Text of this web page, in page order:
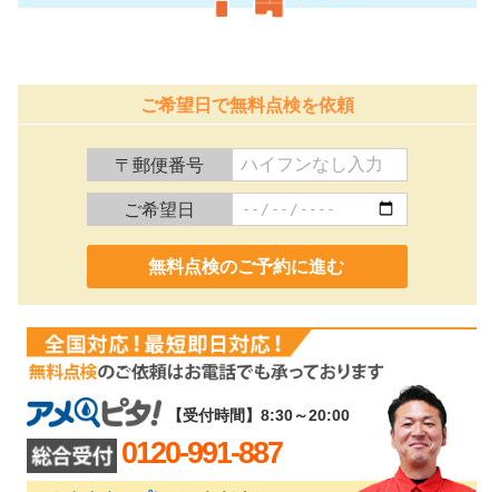
ご希望日で無料点検を依頼
〒郵便番号
ご希望日
0120-991-887
【受付時間】8:30～20:00
0120-991-887